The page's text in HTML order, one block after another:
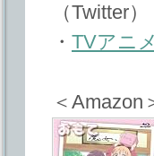
（Twitter）
・ TVアニ
＜Amazon